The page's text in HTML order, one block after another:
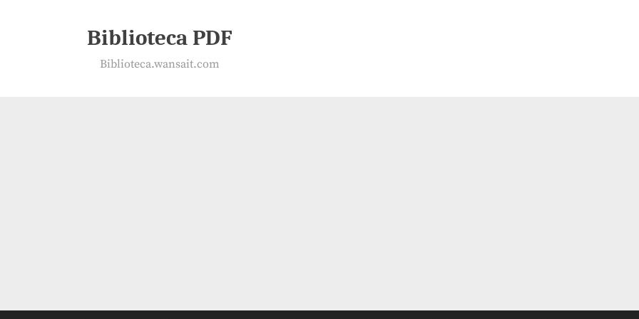
Biblioteca PDF
Biblioteca.wansait.com